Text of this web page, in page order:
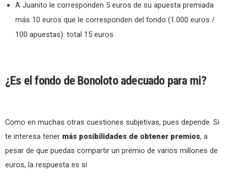
A Juanito le corresponden 5 euros de su apuesta premiada
más 10 euros que le corresponden del fondo (1.000 euros /
100 apuestas): total 15 euros
¿Es el fondo de Bonoloto adecuado para mi?
Como en muchas otras cuestiones subjetivas, pues depende. Si
te interesa tener más posibilidades de obtener premios, a
pesar de que puedas compartir un premio de varios millones de
euros, la respuesta es sí